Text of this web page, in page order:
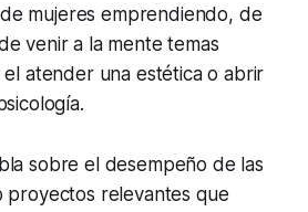
mujeres emprendiendo, de
venir a la mente temas
atender una estética o abrir
sobre el desempeño de las
proyectos relevantes que